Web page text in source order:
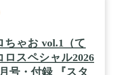
ちゃお vol.1（て
ロスペシャル2026
号・付録 『スタ